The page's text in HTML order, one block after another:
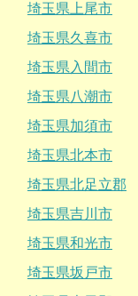
埼玉県上尾市
埼玉県久喜市
埼玉県入間市
埼玉県八潮市
埼玉県加須市
埼玉県北本市
埼玉県北足立郡
埼玉県吉川市
埼玉県和光市
埼玉県坂戸市